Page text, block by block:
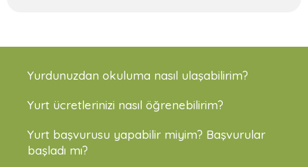
Yurdunuzdan okuluma nasıl ulaşabilirim?
Yurt ücretlerinizi nasıl öğrenebilirim?
Yurt başvurusu yapabilir miyim? Başvurular
başladı mı?